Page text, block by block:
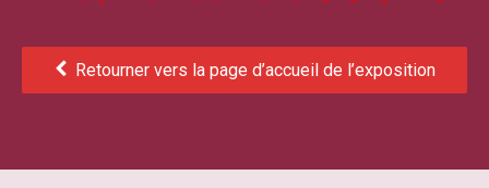
Retourner vers la page d’accueil de l’exposition